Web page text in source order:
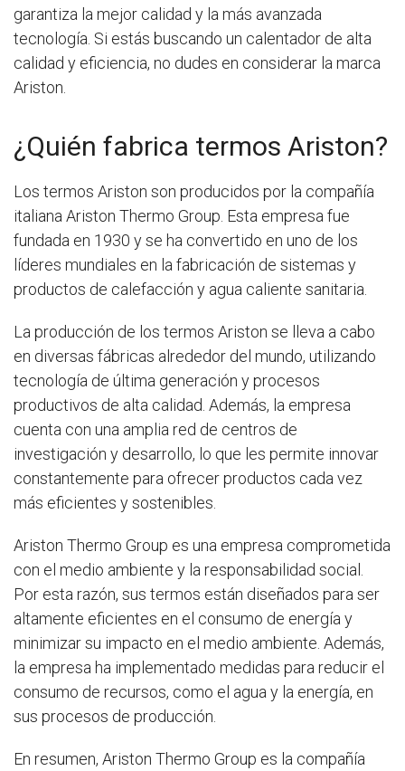
garantiza la mejor calidad y la más avanzada
tecnología. Si estás buscando un calentador de alta
calidad y eficiencia, no dudes en considerar la marca
Ariston.
¿Quién fabrica termos Ariston?
Los termos Ariston son producidos por la compañía
italiana Ariston Thermo Group. Esta empresa fue
fundada en 1930 y se ha convertido en uno de los
líderes mundiales en la fabricación de sistemas y
productos de calefacción y agua caliente sanitaria.
La producción de los termos Ariston se lleva a cabo
en diversas fábricas alrededor del mundo, utilizando
tecnología de última generación y procesos
productivos de alta calidad. Además, la empresa
cuenta con una amplia red de centros de
investigación y desarrollo, lo que les permite innovar
constantemente para ofrecer productos cada vez
más eficientes y sostenibles.
Ariston Thermo Group es una empresa comprometida
con el medio ambiente y la responsabilidad social.
Por esta razón, sus termos están diseñados para ser
altamente eficientes en el consumo de energía y
minimizar su impacto en el medio ambiente. Además,
la empresa ha implementado medidas para reducir el
consumo de recursos, como el agua y la energía, en
sus procesos de producción.
En resumen, Ariston Thermo Group es la compañía